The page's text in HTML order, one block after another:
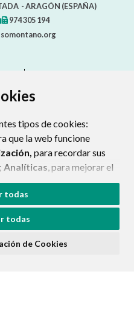
tipos de cookies:
que la web funcione
para recordar sus
Analíticas, para mejorar el
servicios.
todas”
Si pulsa el botón
cookies técnicas
todas
todas
de Cookies
- ARAGÓN (ESPAÑA)
974 305 194
COOKIES